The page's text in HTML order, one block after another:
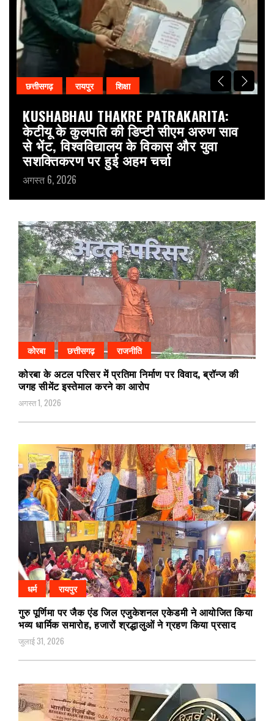
छत्तीसगढ़ रायपुर शिक्षा
KUSHABHAU THAKRE PATRAKARITA:
केटीयू के कुलपति की डिप्टी सीएम अरुण साव
से भेंट, विश्वविद्यालय के विकास और युवा
सशक्तिकरण पर हुई अहम चर्चा
अगस्त 6, 2026
कोरबा छत्तीसगढ़ राजनीति
कोरबा के अटल परिसर में प्रतिमा निर्माण पर विवाद, ब्रॉन्ज की
जगह सीमेंट इस्तेमाल करने का आरोप
अगस्त 1, 2026
धर्म रायपुर
गुरु पूर्णिमा पर जैक एंड जिल एजुकेशनल एकेडमी ने आयोजित किया
भव्य धार्मिक समारोह, हजारों श्रद्धालुओं ने ग्रहण किया प्रसाद
जुलाई 31, 2026